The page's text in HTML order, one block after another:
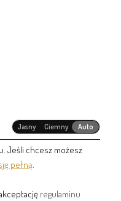
Jasny Ciemny Auto
Jeśli chcesz możesz
pełną
regulaminu